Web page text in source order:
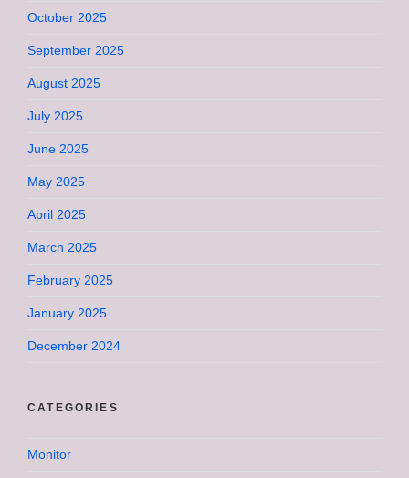
October 2025
September 2025
August 2025
July 2025
June 2025
May 2025
April 2025
March 2025
February 2025
January 2025
December 2024
CATEGORIES
Monitor